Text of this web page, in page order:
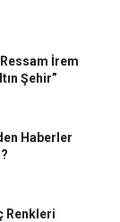
İrem
Şehir”
Haberler
Renkleri